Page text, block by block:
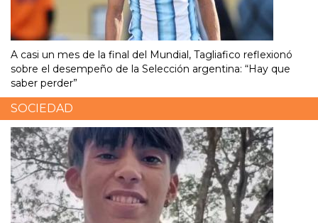
A casi un mes de la final del Mundial, Tagliafico reflexionó
sobre el desempeño de la Selección argentina: “Hay que
saber perder”
SOCIEDAD